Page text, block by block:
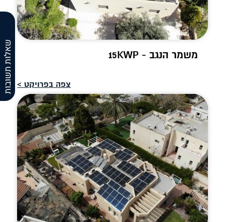
שאלות תשובות משמר הנגב - 15KWP
צפה בפרויקט >